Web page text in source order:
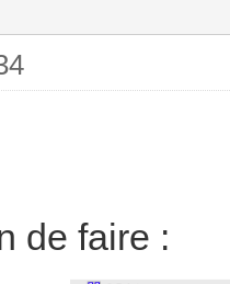
de faire :